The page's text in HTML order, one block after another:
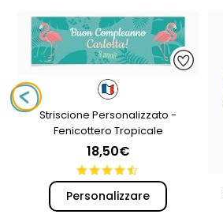
Striscione Personalizzato -
Fenicottero Tropicale
18,50€
Personalizzare